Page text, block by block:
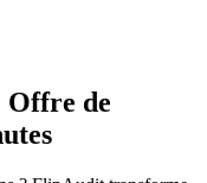
Offre de